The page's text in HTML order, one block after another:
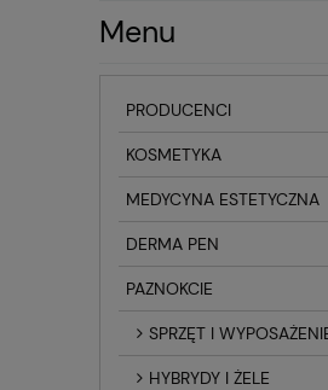
Menu
PRODUCENCI
KOSMETYKA
MEDYCYNA ESTETYCZNA
DERMA PEN
PAZNOKCIE
SPRZĘT I
HYBRYDY I ŻELE